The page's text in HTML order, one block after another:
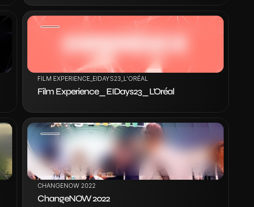
FILM EXPERIENCE_EIDAYS23_L'ORÉAL
Film Experience_EIDays23_L'Oréal
VOIR LE PROJET
CHANGENOW 2022
ChangeNOW 2022